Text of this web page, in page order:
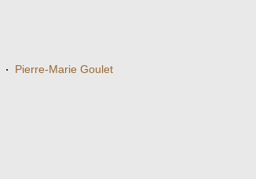
· Pierre-Marie Goulet